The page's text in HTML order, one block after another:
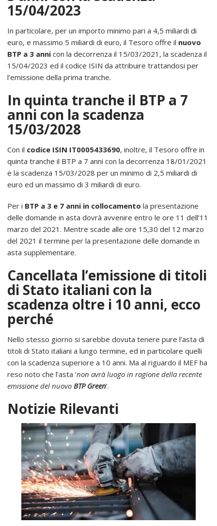
15/04/2023
In particolare, per un importo minimo pari a 4,5 miliardi di
euro, e massimo 5 miliardi di euro, il Tesoro offre il nuovo
BTP a 3 anni con la decorrenza il 15/03/2021, la scadenza il
15/04/2023 ed il codice ISIN da attribuire trattandosi per
l’emissione della prima tranche.
In quinta tranche il BTP a 7
anni con la scadenza
15/03/2028
Con il codice ISIN IT0005433690, inoltre, il Tesoro offre in
quinta tranche il BTP a 7 anni con la decorrenza 18/01/2021
e la scadenza 15/03/2028 per un minimo di 2,5 miliardi di
euro ed un massimo di 3 miliardi di euro.
Per i BTP a 3 e 7 anni in collocamento la presentazione
delle domande in asta dovrà avvenire entro le ore 11 dell’11
marzo del 2021. Mentre scade alle ore 15,30 del 12 marzo
del 2021 il termine per la presentazione delle domande in
asta supplementare.
Cancellata l’emissione di titoli
di Stato italiani con la
scadenza oltre i 10 anni, ecco
perché
Nello stesso giorno si sarebbe dovuta tenere pure l’asta di
titoli di Stato italiani a lungo termine, ed in particolare quelli
con la scadenza superiore a 10 anni. Ma al riguardo il MEF ha
reso noto che l’asta ‘non avrà luogo in ragione della recente
emissione del nuovo BTP Green‘.
Notizie Rilevanti